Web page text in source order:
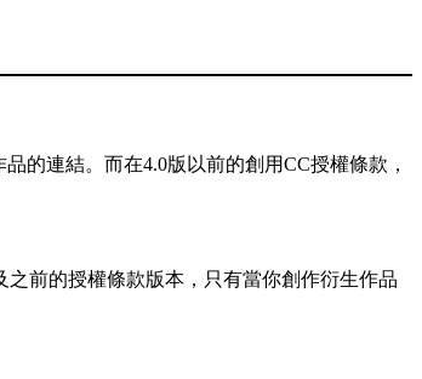
的連結。而在4.0版以前的創用CC授權條款，
前的授權條款版本，只有當你創作衍生作品